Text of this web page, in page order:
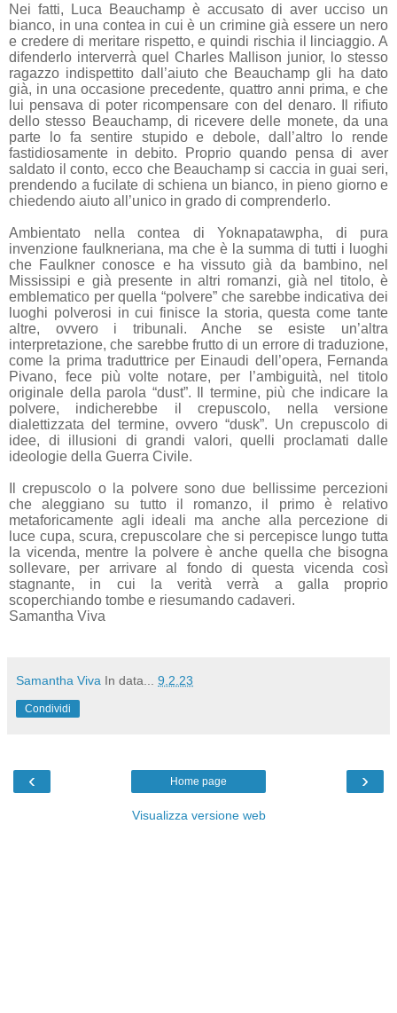
Nei fatti, Luca Beauchamp è accusato di aver ucciso un
bianco, in una contea in cui è un crimine già essere un nero
e credere di meritare rispetto, e quindi rischia il linciaggio. A
difenderlo interverrà quel Charles Mallison junior, lo stesso
ragazzo indispettito dall’aiuto che Beauchamp gli ha dato
già, in una occasione precedente, quattro anni prima, e che
lui pensava di poter ricompensare con del denaro. Il rifiuto
dello stesso Beauchamp, di ricevere delle monete, da una
parte lo fa sentire stupido e debole, dall’altro lo rende
fastidiosamente in debito. Proprio quando pensa di aver
saldato il conto, ecco che Beauchamp si caccia in guai seri,
prendendo a fucilate di schiena un bianco, in pieno giorno e
chiedendo aiuto all’unico in grado di comprenderlo.
Ambientato nella contea di Yoknapatawpha, di pura
invenzione faulkneriana, ma che è la summa di tutti i luoghi
che Faulkner conosce e ha vissuto già da bambino, nel
Mississipi e già presente in altri romanzi, già nel titolo, è
emblematico per quella “polvere” che sarebbe indicativa dei
luoghi polverosi in cui finisce la storia, questa come tante
altre, ovvero i tribunali. Anche se esiste un’altra
interpretazione, che sarebbe frutto di un errore di traduzione,
come la prima traduttrice per Einaudi dell’opera, Fernanda
Pivano, fece più volte notare, per l’ambiguità, nel titolo
originale della parola “dust”. Il termine, più che indicare la
polvere, indicherebbe il crepuscolo, nella versione
dialettizzata del termine, ovvero “dusk”. Un crepuscolo di
idee, di illusioni di grandi valori, quelli proclamati dalle
ideologie della Guerra Civile.
Il crepuscolo o la polvere sono due bellissime percezioni
che aleggiano su tutto il romanzo, il primo è relativo
metaforicamente agli ideali ma anche alla percezione di
luce cupa, scura, crepuscolare che si percepisce lungo tutta
la vicenda, mentre la polvere è anche quella che bisogna
sollevare, per arrivare al fondo di questa vicenda così
stagnante, in cui la verità verrà a galla proprio
scoperchiando tombe e riesumando cadaveri.
Samantha Viva
Samantha Viva In data... 9.2.23
Condividi
‹ ›
Home page
Visualizza versione web